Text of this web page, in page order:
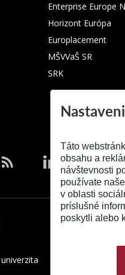
Enterprise Europe
Horizont Európa
Europlacement
MŠVVaŠ SR
SRK
Táto
obsahu a
návštevnosti
používate
v oblasti
príslušné
poskytli alebo